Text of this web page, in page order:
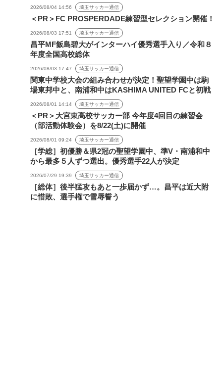
2026/08/04 14:56 埼玉サッカー通信
＜PR＞FC PROSPERDADE練習型セレクション開催！
2026/08/03 17:51 埼玉サッカー通信
昌平MF飯島碧大がインターハイ優秀選手入り／令和８
年度全国高校総体
2026/08/03 17:47 埼玉サッカー通信
関東中学校大会の組み合わせが決定！聖望学園中は駒
場東邦中と、南浦和中はKASHIMA UNITED FCと初戦
2026/08/01 14:14 埼玉サッカー通信
＜PR＞大宮東高校サッカー部 今年度4回目の練習会
（部活動体験会）を8/22(土)に開催
2026/08/01 09:24 埼玉サッカー通信
［学総］初優勝＆県2冠の聖望学園中、準V・南浦和中
から最多５人ずつ選出。優秀選手22人が決定
2026/07/29 19:39 埼玉サッカー通信
［総体］後半猛攻もあと一歩届かず…。昌平は近大附
に惜敗、選手権で雪辱誓う